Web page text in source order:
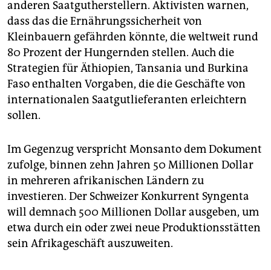
anderen Saatgutherstellern. Aktivisten warnen,
dass das die Ernährungssicherheit von
Kleinbauern gefährden könnte, die weltweit rund
80 Prozent der Hungernden stellen. Auch die
Strategien für Äthiopien, Tansania und Burkina
Faso enthalten Vorgaben, die die Geschäfte von
internationalen Saatgutlieferanten erleichtern
sollen.
Im Gegenzug verspricht Monsanto dem Dokument
zufolge, binnen zehn Jahren 50 Millionen Dollar
in mehreren afrikanischen Ländern zu
investieren. Der Schweizer Konkurrent Syngenta
will demnach 500 Millionen Dollar ausgeben, um
etwa durch ein oder zwei neue Produktionsstätten
sein Afrikageschäft auszuweiten.